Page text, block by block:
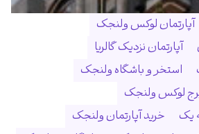
آپارتمان لوکس ولنجک
آپارتمان نزدیک گالریا
استخر و باشگاه ولنجک
لوکس ولنجک
یک
خرید آپارتمان ولنجک